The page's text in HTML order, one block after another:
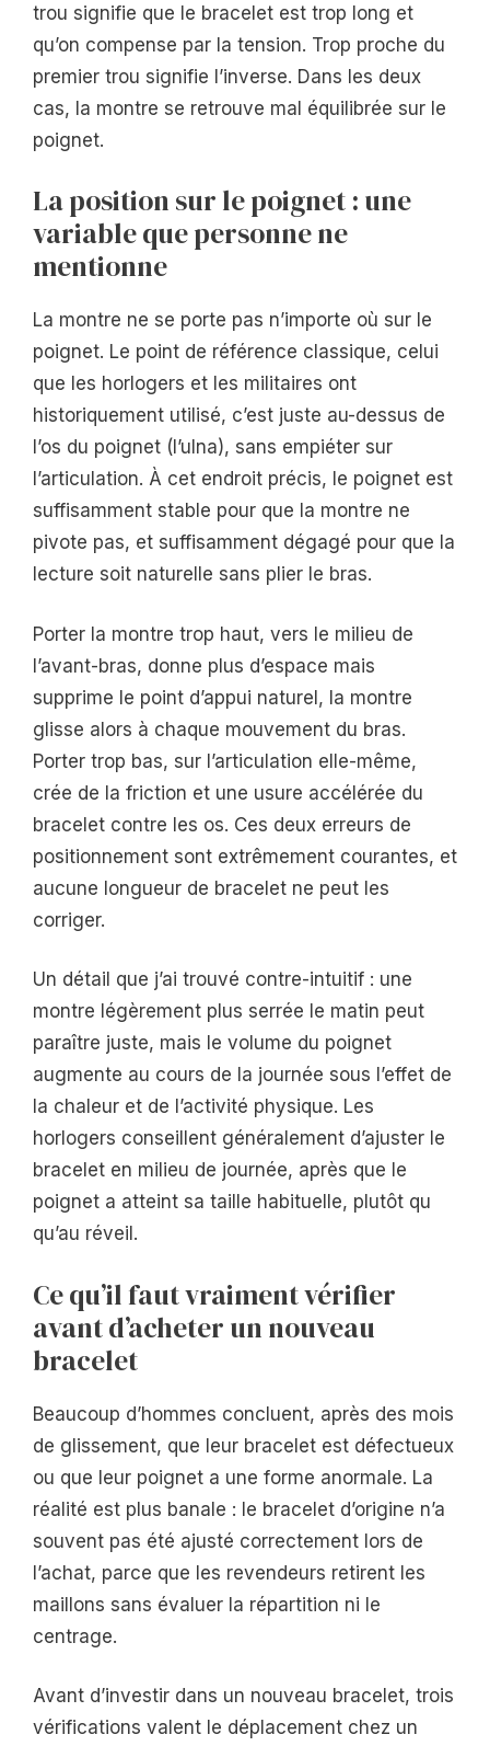
trou signifie que le bracelet est trop long et
qu’on compense par la tension. Trop proche du
premier trou signifie l’inverse. Dans les deux
cas, la montre se retrouve mal équilibrée sur le
poignet.
La position sur le poignet : une
variable que personne ne
mentionne
La montre ne se porte pas n’importe où sur le
poignet. Le point de référence classique, celui
que les horlogers et les militaires ont
historiquement utilisé, c’est juste au-dessus de
l’os du poignet (l’ulna), sans empiéter sur
l’articulation. À cet endroit précis, le poignet est
suffisamment stable pour que la montre ne
pivote pas, et suffisamment dégagé pour que la
lecture soit naturelle sans plier le bras.
Porter la montre trop haut, vers le milieu de
l’avant-bras, donne plus d’espace mais
supprime le point d’appui naturel, la montre
glisse alors à chaque mouvement du bras.
Porter trop bas, sur l’articulation elle-même,
crée de la friction et une usure accélérée du
bracelet contre les os. Ces deux erreurs de
positionnement sont extrêmement courantes, et
aucune longueur de bracelet ne peut les
corriger.
Un détail que j’ai trouvé contre-intuitif : une
montre légèrement plus serrée le matin peut
paraître juste, mais le volume du poignet
augmente au cours de la journée sous l’effet de
la chaleur et de l’activité physique. Les
horlogers conseillent généralement d’ajuster le
bracelet en milieu de journée, après que le
poignet a atteint sa taille habituelle, plutôt qu
qu’au réveil.
Ce qu’il faut vraiment vérifier
avant d’acheter un nouveau
bracelet
Beaucoup d’hommes concluent, après des mois
de glissement, que leur bracelet est défectueux
ou que leur poignet a une forme anormale. La
réalité est plus banale : le bracelet d’origine n’a
souvent pas été ajusté correctement lors de
l’achat, parce que les revendeurs retirent les
maillons sans évaluer la répartition ni le
centrage.
Avant d’investir dans un nouveau bracelet, trois
vérifications valent le déplacement chez un